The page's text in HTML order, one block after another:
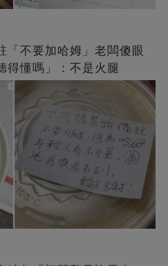
「不要加哈姆」老闆傻眼
得懂嗎」：不是火腿